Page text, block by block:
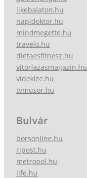
likebalaton.hu
napidoktor.hu
mindmegette.hu
travelo.hu
dietaesfitnesz.hu
vitorlazasmagazin.hu
videkize.hu
tvmusor.hu
Bulvár
borsonline.hu
ripost.hu
metropol.hu
life.hu